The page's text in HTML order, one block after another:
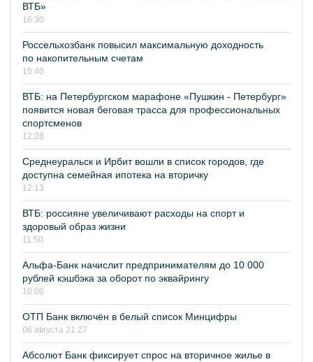
ВТБ»
16:30
Россельхозбанк повысил максимальную доходность
по накопительным счетам
15:40
ВТБ: на Петербургском марафоне «Пушкин - Петербург»
появится новая беговая трасса для профессиональных
спортсменов
12:28
Среднеуральск и Ирбит вошли в список городов, где
доступна семейная ипотека на вторичку
12:13
ВТБ: россияне увеличивают расходы на спорт и
здоровый образ жизни
11:50
Альфа-Банк начислит предпринимателям до 10 000
рублей кэшбэка за оборот по эквайрингу
10:00
ОТП Банк включён в белый список Минцифры
06 августа 21:27
Абсолют Банк фиксирует спрос на вторичное жилье в